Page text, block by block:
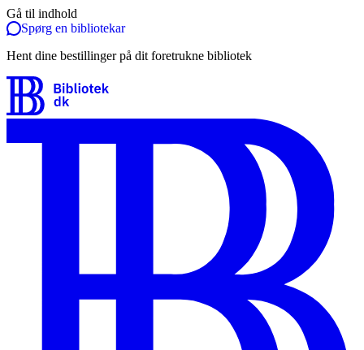
Gå til indhold
Spørg en bibliotekar
Hent dine bestillinger på dit foretrukne bibliotek